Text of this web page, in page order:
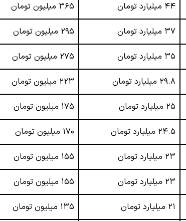
۴۴ میلیارد تومان ۳۶۵ میلیون تومان
۳۷ میلیارد تومان ۲۹۵ میلیون تومان
۳۵ میلیارد تومان ۲۷۵ میلیون تومان
۲۹.۸ میلیارد تومان ۲۲۳ میلیون تومان
۲۵ میلیارد تومان ۱۷۵ میلیون تومان
۲۴.۵ میلیارد تومان ۱۷۰ میلیون تومان
۲۳ میلیارد تومان ۱۵۵ میلیون تومان
۲۳ میلیارد تومان ۱۵۵ میلیون تومان
۲۱ میلیارد تومان ۱۳۵ میلیون تومان